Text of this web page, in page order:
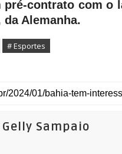
pré-contrato com o
Alemanha.
# Esportes
Sampaio